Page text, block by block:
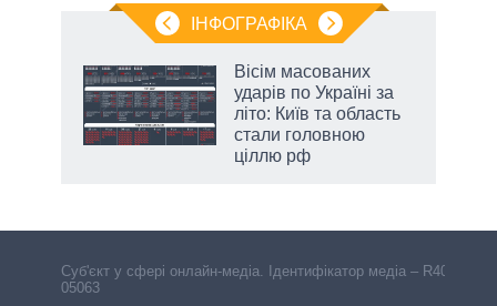
ІНФОГРАФІКА
Вісім масованих
ударів по Україні за
літо: Київ та область
стали головною
ціллю рф
Cуб'єкт у сфері онлайн-медіа. Ідентифікатор медіа – R40-
05063